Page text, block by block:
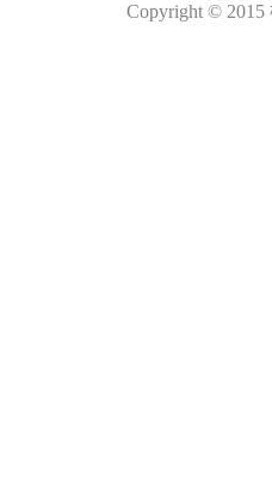
Copyright ©